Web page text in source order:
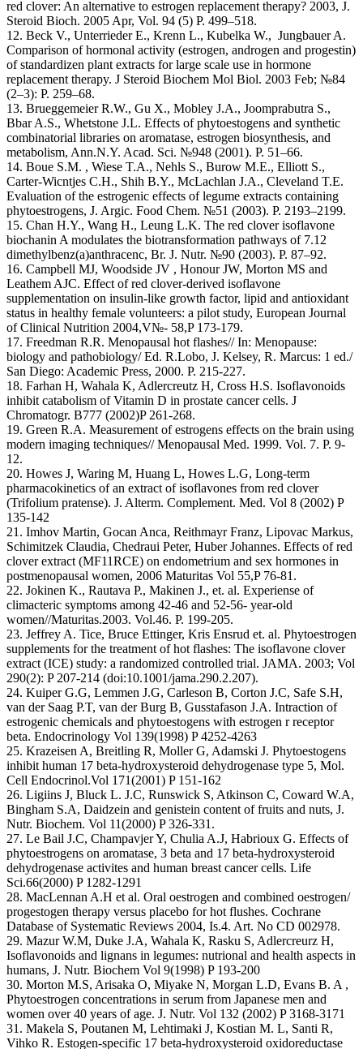
red clover: An alternative to estrogen replacement therapy? 2003, J.
Steroid Bioch. 2005 Apr, Vol. 94 (5) P. 499–518.
12. Beck V., Unterrieder E., Krenn L., Kubelka W., Jungbauer A.
Comparison of hormonal activity (estrogen, androgen and progestin)
of standardizen plant extracts for large scale use in hormone
replacement therapy. J Steroid Biochem Mol Biol. 2003 Feb; №84
(2–3): P. 259–68.
13. Brueggemeier R.W., Gu X., Mobley J.A., Joomprabutra S.,
Bbar A.S., Whetstone J.L. Effects of phytoestogens and synthetic
combinatorial libraries on aromatase, estrogen biosynthesis, and
metabolism, Ann.N.Y. Acad. Sci. №948 (2001). P. 51–66.
14. Boue S.M. , Wiese T.A., Nehls S., Burow M.E., Elliott S.,
Carter-Wicntjes C.H., Shih B.Y., McLachlan J.A., Cleveland T.E.
Evaluation of the estrogenic effects of legume extracts containing
phytoestrogens, J. Argic. Food Chem. №51 (2003). P. 2193–2199.
15. Chan H.Y., Wang H., Leung L.K. The red clover isoflavone
biochanin A modulates the biotransformation pathways of 7.12
dimethylbenz(a)anthracenc, Br. J. Nutr. №90 (2003). P. 87–92.
16. Campbell MJ, Woodside JV , Honour JW, Morton MS and
Leathem AJC. Effect of red clover-derived isoflavone
supplementation on insulin-like growth factor, lipid and antioxidant
status in healthy female volunteers: a pilot study, European Journal
of Clinical Nutrition 2004,V№- 58,P 173-179.
17. Freedman R.R. Menopausal hot flashes// In: Menopause:
biology and pathobiology/ Ed. R.Lobo, J. Kelsey, R. Marcus: 1 ed./
San Diego: Academic Press, 2000. P. 215-227.
18. Farhan H, Wahala K, Adlercreutz H, Cross H.S. Isoflavonoids
inhibit catabolism of Vitamin D in prostate cancer cells. J
Chromatogr. B777 (2002)P 261-268.
19. Green R.A. Measurement of estrogens effects on the brain using
modern imaging techniques// Menopausal Med. 1999. Vol. 7. P. 9-
12.
20. Howes J, Waring M, Huang L, Howes L.G, Long-term
pharmacokinetics of an extract of isoflavones from red clover
(Trifolium pratense). J. Alterm. Complement. Med. Vol 8 (2002) P
135-142
21. Imhov Martin, Gocan Anca, Reithmayr Franz, Lipovac Markus,
Schimitzek Claudia, Chedraui Peter, Huber Johannes. Effects of red
clover extract (MF11RCE) on endometrium and sex hormones in
postmenopausal women, 2006 Maturitas Vol 55,P 76-81.
22. Jokinen K., Rautava P., Makinen J., et. al. Experiense of
climacteric symptoms among 42-46 and 52-56- year-old
women//Maturitas.2003. Vol.46. P. 199-205.
23. Jeffrey A. Tice, Bruce Ettinger, Kris Ensrud et. al. Phytoestrogen
supplements for the treatment of hot flashes: The isoflavone clover
extract (ICE) study: a randomized controlled trial. JAMA. 2003; Vol
290(2): P 207-214 (doi:10.1001/jama.290.2.207).
24. Kuiper G.G, Lemmen J.G, Carleson B, Corton J.C, Safe S.H,
van der Saag P.T, van der Burg B, Gusstafason J.A. Intraction of
estrogenic chemicals and phytoestogens with estrogen r receptor
beta. Endocrinology Vol 139(1998) P 4252-4263
25. Krazeisen A, Breitling R, Moller G, Adamski J. Phytoestogens
inhibit human 17 beta-hydroxysteroid dehydrogenase type 5, Mol.
Cell Endocrinol.Vol 171(2001) P 151-162
26. Ligiins J, Bluck L. J.C, Runswick S, Atkinson C, Coward W.A,
Bingham S.A, Daidzein and genistein content of fruits and nuts, J.
Nutr. Biochem. Vol 11(2000) P 326-331.
27. Le Bail J.C, Champavjer Y, Chulia A.J, Habrioux G. Effects of
phytoestrogens on aromatase, 3 beta and 17 beta-hydroxysteroid
dehydrogenase activites and human breast cancer cells. Life
Sci.66(2000) P 1282-1291
28. MacLennan A.H et al. Oral oestrogen and combined oestrogen/
progestogen therapy versus placebo for hot flushes. Cochrane
Database of Systematic Reviews 2004, Is.4. Art. No CD 002978.
29. Mazur W.M, Duke J.А, Wahala K, Rasku S, Adlercreurz H,
Isoflavonoids and lignans in legumes: nutrional and health aspects in
humans, J. Nutr. Biochem Vol 9(1998) P 193-200
30. Morton M.S, Arisaka O, Miyake N, Morgan L.D, Evans B. A ,
Phytoestrogen concentrations in serum from Japanese men and
women over 40 years of age. J. Nutr. Vol 132 (2002) P 3168-3171
31. Makela S, Poutanen M, Lehtimaki J, Kostian M. L, Santi R,
Vihko R. Estogen-specific 17 beta-hydroxysteroid oxidoreductase